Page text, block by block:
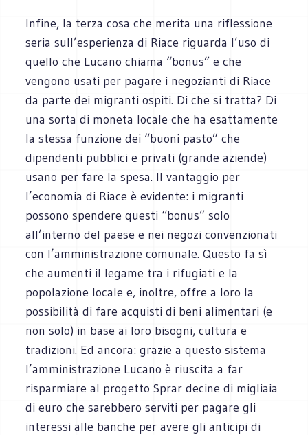
Infine, la terza cosa che merita una riflessione
seria sull’esperienza di Riace riguarda l’uso di
quello che Lucano chiama “bonus” e che
vengono usati per pagare i negozianti di Riace
da parte dei migranti ospiti. Di che si tratta? Di
una sorta di moneta locale che ha esattamente
la stessa funzione dei “buoni pasto” che
dipendenti pubblici e privati (grande aziende)
usano per fare la spesa. Il vantaggio per
l’economia di Riace è evidente: i migranti
possono spendere questi “bonus” solo
all’interno del paese e nei negozi convenzionati
con l’amministrazione comunale. Questo fa sì
che aumenti il legame tra i rifugiati e la
popolazione locale e, inoltre, offre a loro la
possibilità di fare acquisti di beni alimentari (e
non solo) in base ai loro bisogni, cultura e
tradizioni. Ed ancora: grazie a questo sistema
l’amministrazione Lucano è riuscita a far
risparmiare al progetto Sprar decine di migliaia
di euro che sarebbero serviti per pagare gli
interessi alle banche per avere gli anticipi di